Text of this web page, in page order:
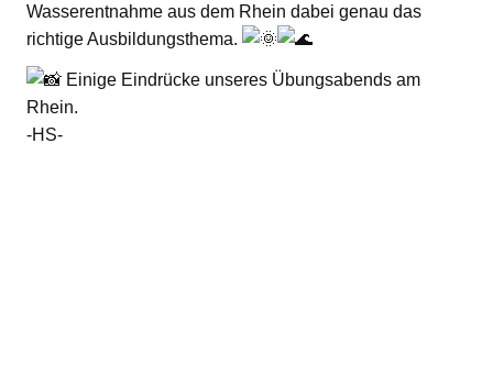
Wasserentnahme aus dem Rhein dabei genau das
richtige Ausbildungsthema.
Einige Eindrücke unseres Übungsabends am
Rhein.
-HS-